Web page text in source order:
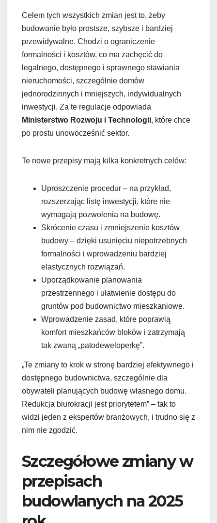
Celem tych wszystkich zmian jest to, żeby
budowanie było prostsze, szybsze i bardziej
przewidywalne. Chodzi o ograniczenie
formalności i kosztów, co ma zachęcić do
legalnego, dostępnego i sprawnego stawiania
nieruchomości, szczególnie domów
jednorodzinnych i mniejszych, indywidualnych
inwestycji. Za te regulacje odpowiada
Ministerstwo Rozwoju i Technologii, które chce
po prostu unowocześnić sektor.
Te nowe przepisy mają kilka konkretnych celów:
Uproszczenie procedur – na przykład,
rozszerzając listę inwestycji, które nie
wymagają pozwolenia na budowę.
Skrócenie czasu i zmniejszenie kosztów
budowy – dzięki usunięciu niepotrzebnych
formalności i wprowadzeniu bardziej
elastycznych rozwiązań.
Uporządkowanie planowania
przestrzennego i ułatwienie dostępu do
gruntów pod budownictwo mieszkaniowe.
Wprowadzenie zasad, które poprawią
komfort mieszkańców bloków i zatrzymają
tak zwaną „patodeweloperkę”.
„Te zmiany to krok w stronę bardziej efektywnego i
dostępnego budownictwa, szczególnie dla
obywateli planujących budowę własnego domu.
Redukcja biurokracji jest priorytetem” – tak to
widzi jeden z ekspertów branżowych, i trudno się z
nim nie zgodzić.
Szczegółowe zmiany w
przepisach
budowlanych na 2025